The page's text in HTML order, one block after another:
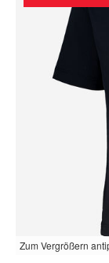
Zum Vergrößern